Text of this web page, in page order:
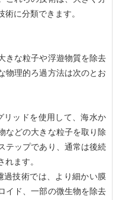
に分類できます。
きな粒子や浮遊物質を除去
物理的ろ過方法は次のとお
リッドを使用して、海水か
などの大きな粒子を取り除
テップであり、通常は後続
ます。
過技術では、より細かい膜
イド、一部の微生物を除去